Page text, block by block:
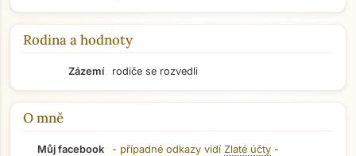
Rodina a hodnoty
Zázemí rodiče se rozvedli
O mně
Můj facebook - případné odkazy vidí Zlaté účty -